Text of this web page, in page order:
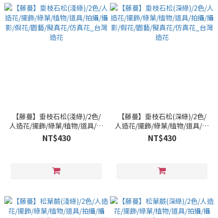
【藤蔓】垂枝石松(淺綠)/2色/
人造花/擺飾/綠葉/植物/道具/拍
攝/攝影/假花/園藝/擬真花/仿真
花_台灣造花
NT$430
【藤蔓】垂枝石松(深綠)/2色/
人造花/擺飾/綠葉/植物/道具/拍
攝/攝影/假花/園藝/擬真花/仿真
花_台灣造花
NT$430